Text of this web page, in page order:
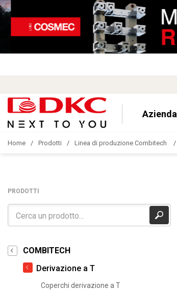
Azienda
Home Prodotti Linea di produzione Combitech
PRODOTTI
COMBITECH
Derivazione a T
Coperchi derivazione a T